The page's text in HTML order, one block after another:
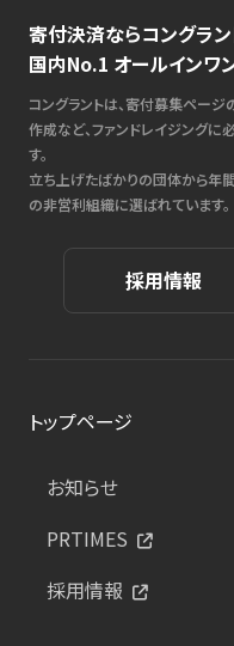
寄付決済ならコングラン
国内No.1 オールインワ
コングラントは、寄付募集ページ
作成など、ファンドレイジング
す。
立ち上げたばかりの団体から年
の非営利組織に選ばれています。
採用情報
トップページ
お知らせ
PRTIMES
採用情報